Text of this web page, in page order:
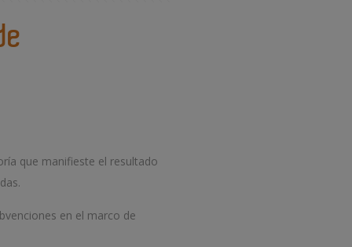
que manifieste el resultado
en el marco de